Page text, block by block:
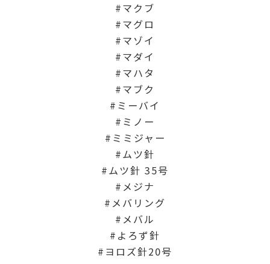
マクブ
マグロ
マゾイ
マダイ
マハタ
マブク
ミーバイ
ミノー
ミミジャー
ムツ針
ムツ針 35号
メジナ
メバリング
メバル
よろず針
ヨロズ針20号